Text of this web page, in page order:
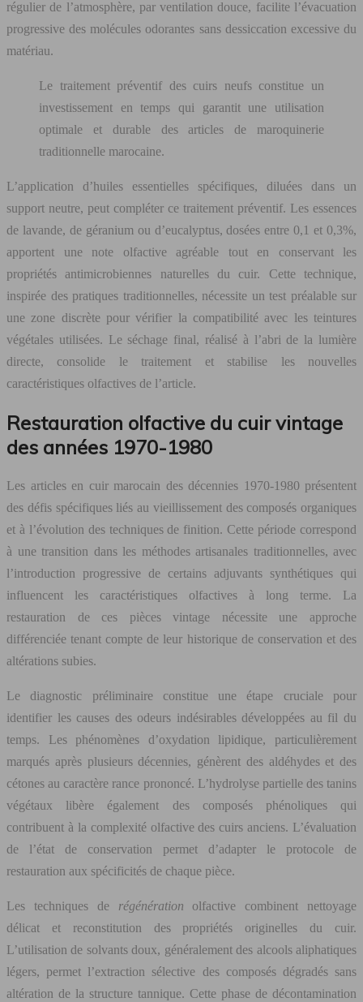
régulier de l’atmosphère, par ventilation douce, facilite l’évacuation
progressive des molécules odorantes sans dessiccation excessive du
matériau.
Le traitement préventif des cuirs neufs constitue un
investissement en temps qui garantit une utilisation
optimale et durable des articles de maroquinerie
traditionnelle marocaine.
L’application d’huiles essentielles spécifiques, diluées dans un
support neutre, peut compléter ce traitement préventif. Les essences
de lavande, de géranium ou d’eucalyptus, dosées entre 0,1 et 0,3%,
apportent une note olfactive agréable tout en conservant les
propriétés antimicrobiennes naturelles du cuir. Cette technique,
inspirée des pratiques traditionnelles, nécessite un test préalable sur
une zone discrète pour vérifier la compatibilité avec les teintures
végétales utilisées. Le séchage final, réalisé à l’abri de la lumière
directe, consolide le traitement et stabilise les nouvelles
caractéristiques olfactives de l’article.
Restauration olfactive du cuir vintage
des années 1970-1980
Les articles en cuir marocain des décennies 1970-1980 présentent
des défis spécifiques liés au vieillissement des composés organiques
et à l’évolution des techniques de finition. Cette période correspond
à une transition dans les méthodes artisanales traditionnelles, avec
l’introduction progressive de certains adjuvants synthétiques qui
influencent les caractéristiques olfactives à long terme. La
restauration de ces pièces vintage nécessite une approche
différenciée tenant compte de leur historique de conservation et des
altérations subies.
Le diagnostic préliminaire constitue une étape cruciale pour
identifier les causes des odeurs indésirables développées au fil du
temps. Les phénomènes d’oxydation lipidique, particulièrement
marqués après plusieurs décennies, génèrent des aldéhydes et des
cétones au caractère rance prononcé. L’hydrolyse partielle des tanins
végétaux libère également des composés phénoliques qui
contribuent à la complexité olfactive des cuirs anciens. L’évaluation
de l’état de conservation permet d’adapter le protocole de
restauration aux spécificités de chaque pièce.
Les techniques de régénération olfactive combinent nettoyage
délicat et reconstitution des propriétés originelles du cuir.
L’utilisation de solvants doux, généralement des alcools aliphatiques
légers, permet l’extraction sélective des composés dégradés sans
altération de la structure tannique. Cette phase de décontamination